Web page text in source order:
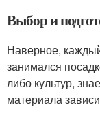
Выбор и
Наверное,
занимался
либо культур,
материала